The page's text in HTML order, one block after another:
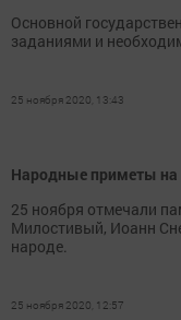
Основной
заданиями и
25 ноября 2020, 13:43
Народные приметы на
25 ноября отмечали
Милостивый, Иоанн
народе.
25 ноября 2020, 12:57